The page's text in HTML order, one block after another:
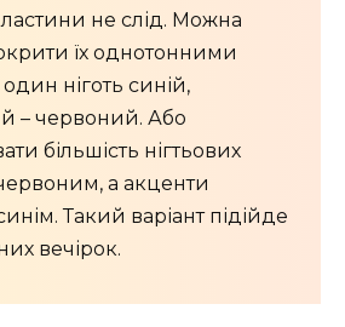
не слід. Можна
їх однотонними
один ніготь синій,
– червоний. Або
більшість нігтьових
а акценти
Такий варіант підійде
вечірок.